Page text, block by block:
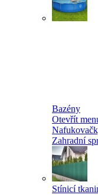
Bazény
Otevřít
Zahradní
Stínicí